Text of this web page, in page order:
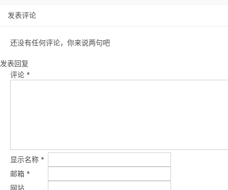
发表评论
还没有任何评论，你来说两句吧
发表回复
评论 *
显示名称 *
邮箱 *
网站